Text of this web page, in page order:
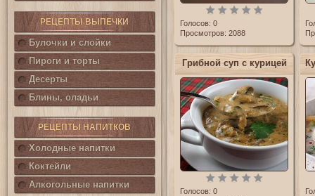
РЕЦЕПТЫ ВЫПЕЧКИ
Булочки и слойки
Пироги и торты
Десерты
Блины, оладьи
РЕЦЕПТЫ НАПИТКОВ
Холодные напитки
Коктейли
Алкогольные напитки
Голосов: 0
Просмотров: 2088
Грибной суп с курицей
Голосов: 0